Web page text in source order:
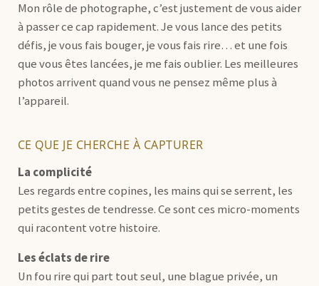
Mon rôle de photographe, c’est justement de vous aider
à passer ce cap rapidement. Je vous lance des petits
défis, je vous fais bouger, je vous fais rire… et une fois
que vous êtes lancées, je me fais oublier. Les meilleures
photos arrivent quand vous ne pensez même plus à
l’appareil.
CE QUE JE CHERCHE À CAPTURER
La complicité
Les regards entre copines, les mains qui se serrent, les
petits gestes de tendresse. Ce sont ces micro-moments
qui racontent votre histoire.
Les éclats de rire
Un fou rire qui part tout seul, une blague privée, un